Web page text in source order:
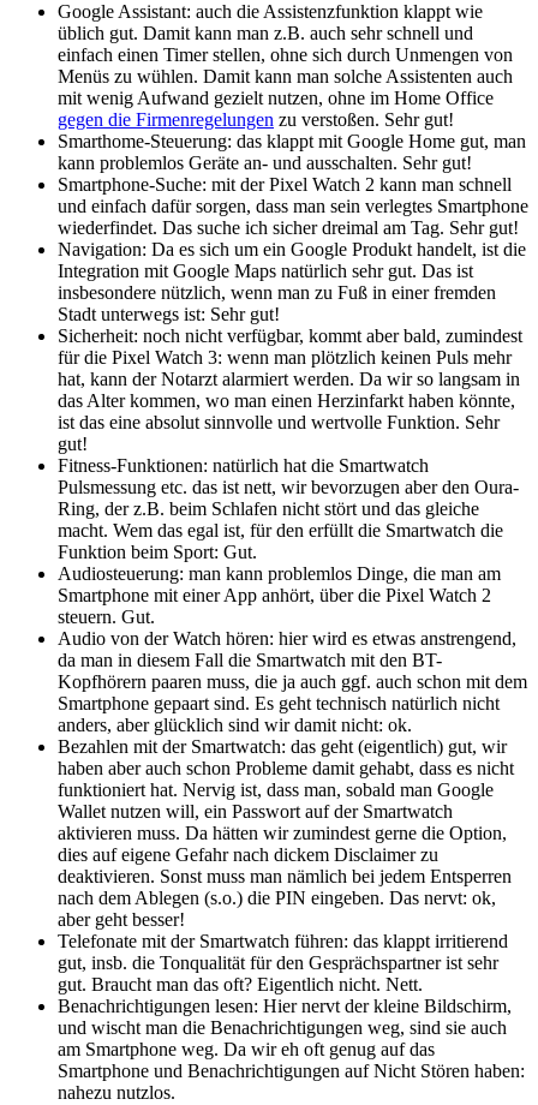
Google Assistant: auch die Assistenzfunktion klappt wie
üblich gut. Damit kann man z.B. auch sehr schnell und
einfach einen Timer stellen, ohne sich durch Unmengen von
Menüs zu wühlen. Damit kann man solche Assistenten auch
mit wenig Aufwand gezielt nutzen, ohne im Home Office
gegen die Firmenregelungen zu verstoßen. Sehr gut!
Smarthome-Steuerung: das klappt mit Google Home gut, man
kann problemlos Geräte an- und ausschalten. Sehr gut!
Smartphone-Suche: mit der Pixel Watch 2 kann man schnell
und einfach dafür sorgen, dass man sein verlegtes Smartphone
wiederfindet. Das suche ich sicher dreimal am Tag. Sehr gut!
Navigation: Da es sich um ein Google Produkt handelt, ist die
Integration mit Google Maps natürlich sehr gut. Das ist
insbesondere nützlich, wenn man zu Fuß in einer fremden
Stadt unterwegs ist: Sehr gut!
Sicherheit: noch nicht verfügbar, kommt aber bald, zumindest
für die Pixel Watch 3: wenn man plötzlich keinen Puls mehr
hat, kann der Notarzt alarmiert werden. Da wir so langsam in
das Alter kommen, wo man einen Herzinfarkt haben könnte,
ist das eine absolut sinnvolle und wertvolle Funktion. Sehr
gut!
Fitness-Funktionen: natürlich hat die Smartwatch
Pulsmessung etc. das ist nett, wir bevorzugen aber den Oura-
Ring, der z.B. beim Schlafen nicht stört und das gleiche
macht. Wem das egal ist, für den erfüllt die Smartwatch die
Funktion beim Sport: Gut.
Audiosteuerung: man kann problemlos Dinge, die man am
Smartphone mit einer App anhört, über die Pixel Watch 2
steuern. Gut.
Audio von der Watch hören: hier wird es etwas anstrengend,
da man in diesem Fall die Smartwatch mit den BT-
Kopfhörern paaren muss, die ja auch ggf. auch schon mit dem
Smartphone gepaart sind. Es geht technisch natürlich nicht
anders, aber glücklich sind wir damit nicht: ok.
Bezahlen mit der Smartwatch: das geht (eigentlich) gut, wir
haben aber auch schon Probleme damit gehabt, dass es nicht
funktioniert hat. Nervig ist, dass man, sobald man Google
Wallet nutzen will, ein Passwort auf der Smartwatch
aktivieren muss. Da hätten wir zumindest gerne die Option,
dies auf eigene Gefahr nach dickem Disclaimer zu
deaktivieren. Sonst muss man nämlich bei jedem Entsperren
nach dem Ablegen (s.o.) die PIN eingeben. Das nervt: ok,
aber geht besser!
Telefonate mit der Smartwatch führen: das klappt irritierend
gut, insb. die Tonqualität für den Gesprächspartner ist sehr
gut. Braucht man das oft? Eigentlich nicht. Nett.
Benachrichtigungen lesen: Hier nervt der kleine Bildschirm,
und wischt man die Benachrichtigungen weg, sind sie auch
am Smartphone weg. Da wir eh oft genug auf das
Smartphone und Benachrichtigungen auf Nicht Stören haben:
nahezu nutzlos.